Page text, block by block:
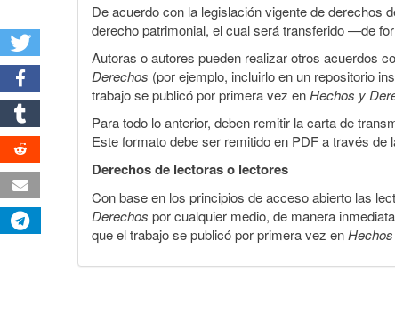
De acuerdo con la legislación vigente de derechos
derecho patrimonial, el cual será transferido —de
Autoras o autores pueden realizar otros acuerdos
Derechos (por ejemplo, incluirlo en un repositorio
trabajo se publicó por primera vez enHechos y
Para todo lo anterior, deben remitir la carta de
Este formato debe ser remitido en PDF a través de
Derechos de lectoras o lectores
Con base en los principios de acceso abierto las
Derechos por cualquier medio, de manera
que el trabajo se publicó por primera vez en